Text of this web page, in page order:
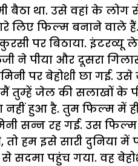
था. उसे वहां के लोग
लिए फिल्म बनाने वाले
पर बिठाया.
ने पीया और दूसरा
पर बेहोशी छा गई.
जेल की सलाखों के
नहीं हुआ है. तुम फिल्म में
सन्न रह गई. उस
हम इसे सारी दुनिया
सदमा पहुंच गया. वह